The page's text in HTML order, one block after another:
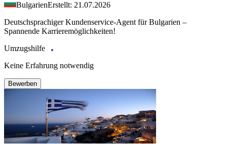
BulgarienErstellt: 21.07.2026
Deutschsprachiger Kundenservice-Agent für Bulgarien –
Spannende Karrieremöglichkeiten!
Umzugshilfe
Keine Erfahrung notwendig
Bewerben